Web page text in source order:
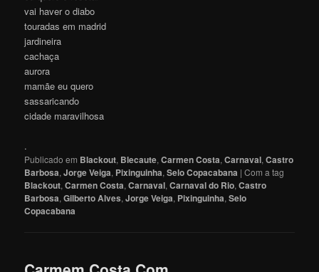
vai haver o diabo
touradas em madrid
jardineira
cachaça
aurora
mamãe eu quero
sassaricando
cidade maravilhosa
.
Publicado em Blackout, Blecaute,Carmen Costa,Carnaval,Castro
Barbosa,Jorge Veiga, Pixinguinha,Selo Copacabana |Com a tag
Blackout,Carmen Costa,Carnaval,Carnaval do Rio,Castro
Barbosa,Gilberto Alves,Jorge Veiga, Pixinguinha,Selo
Copacabana